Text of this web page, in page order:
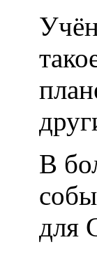
В
для